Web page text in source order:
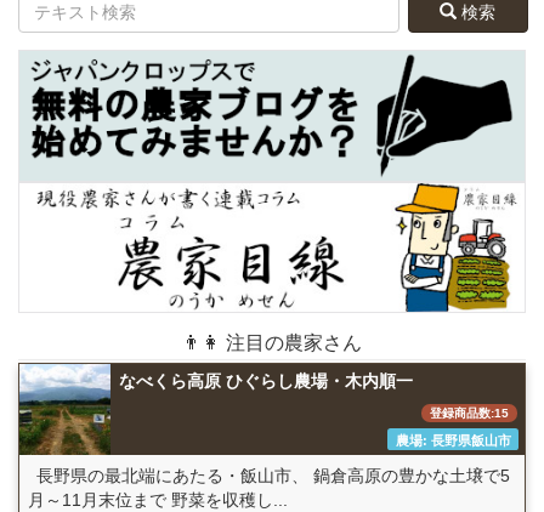
検索
👨👩 注目の農家さん
なべくら高原 ひぐらし農場・木内順一
登録商品数:15
農場: 長野県飯山市
長野県の最北端にあたる・飯山市、 鍋倉高原の豊かな土壌で5
月～11月末位まで 野菜を収穫し...